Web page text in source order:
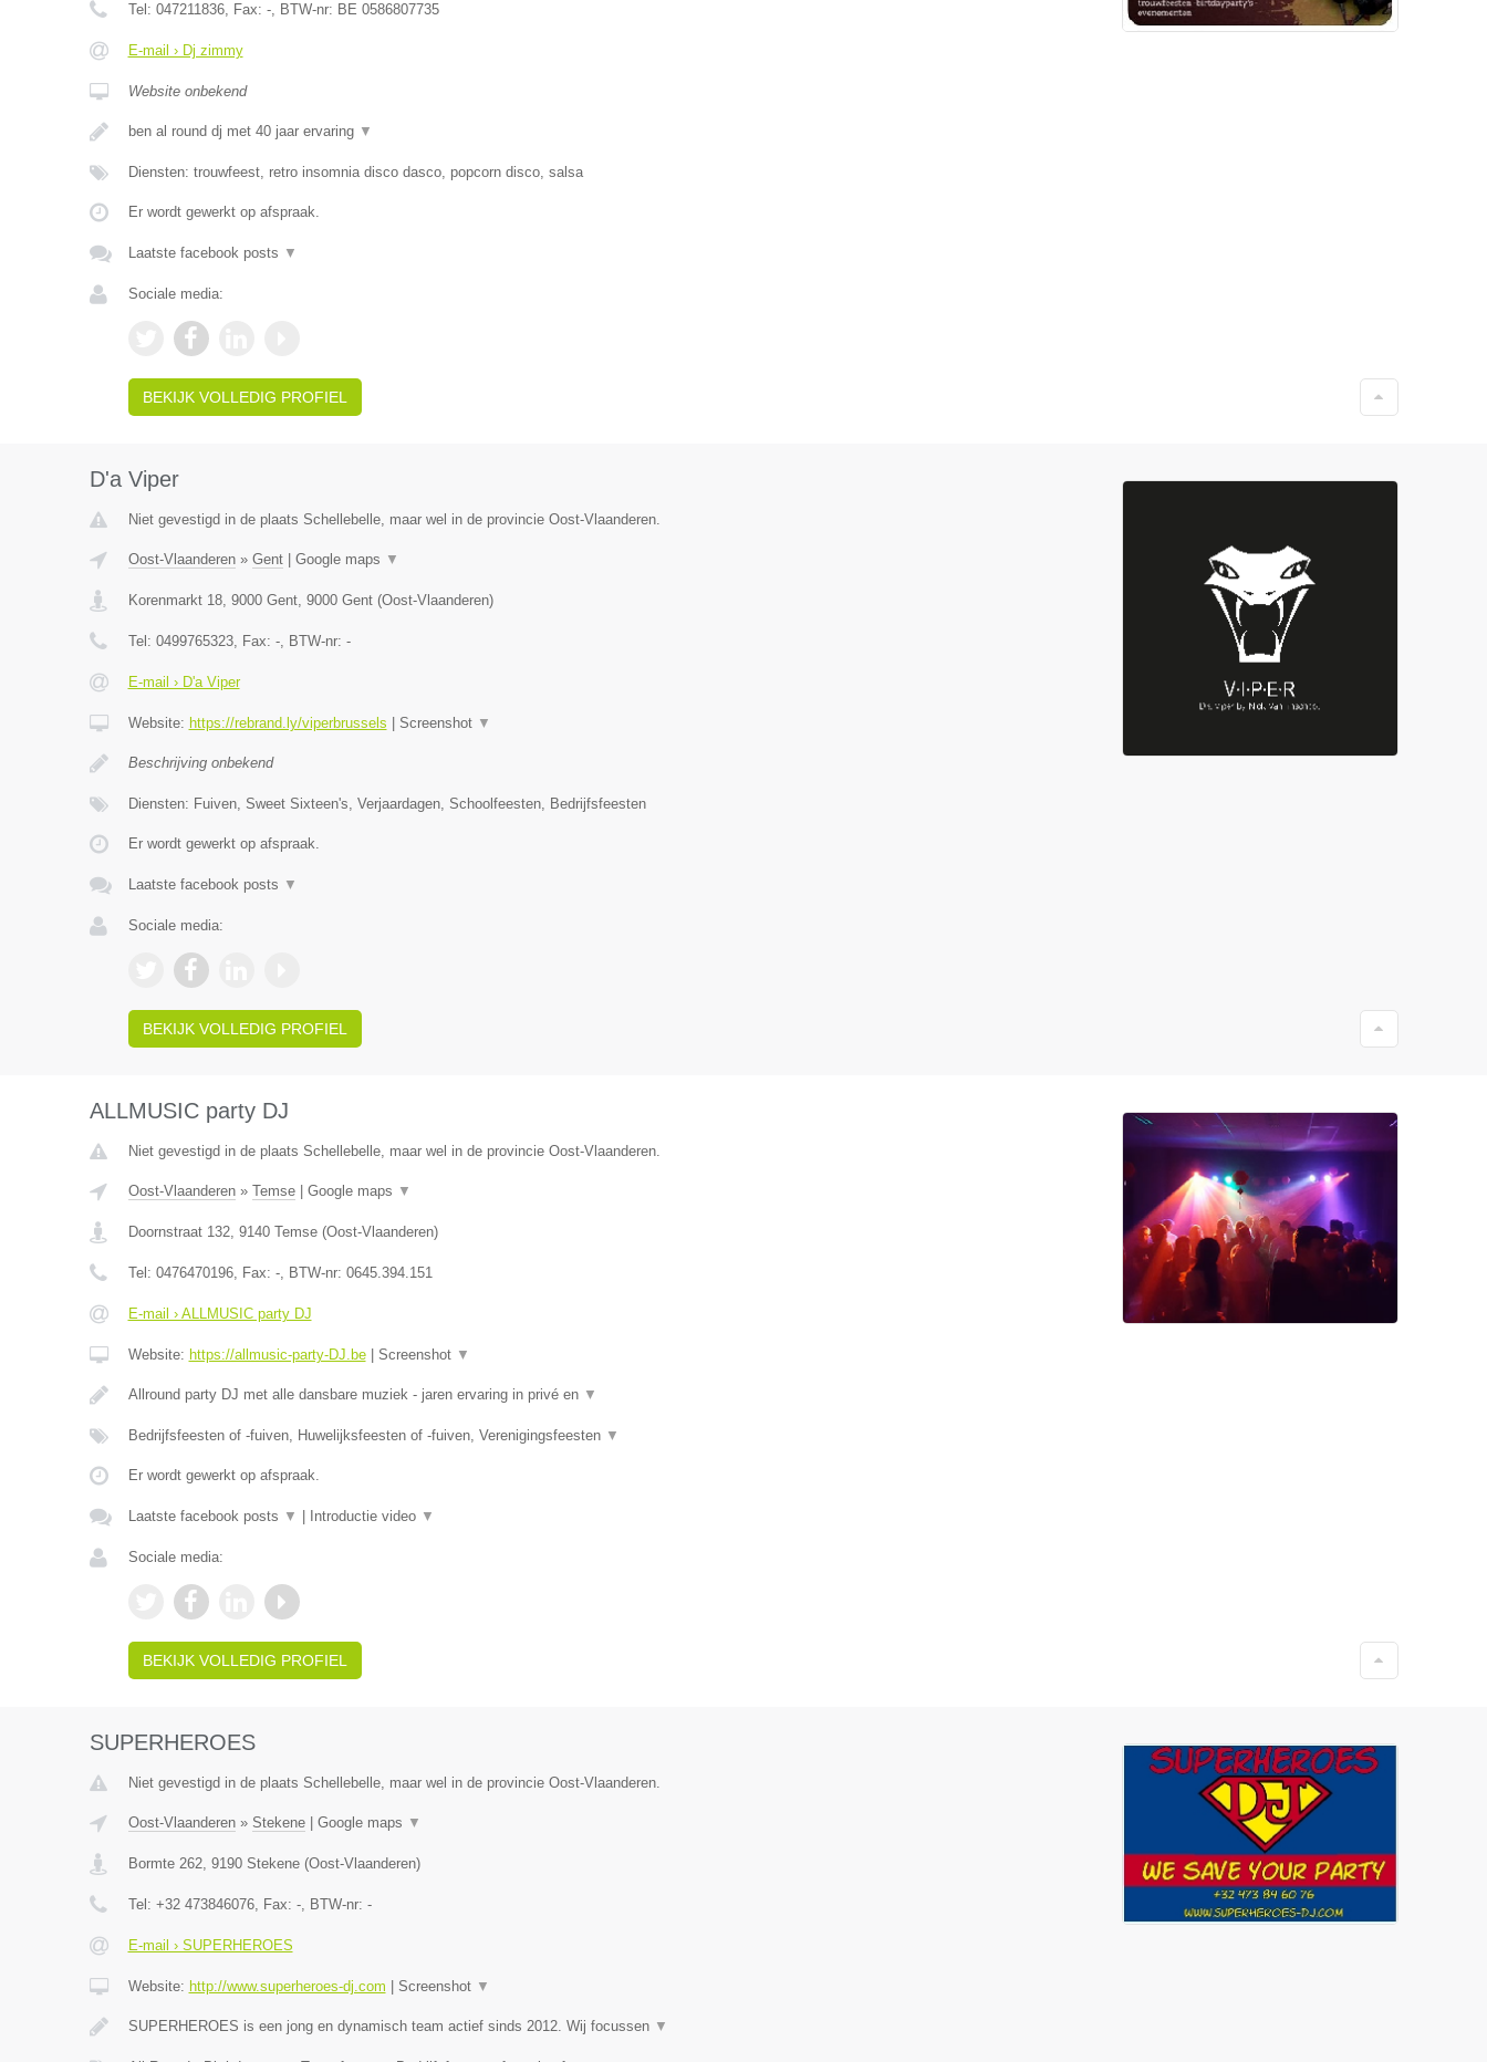
Tel: 047211836, Fax: -, BTW-nr: BE 0586807735
E-mail › Dj zimmy
Website onbekend
ben al round dj met 40 jaar ervaring ▼
Diensten: trouwfeest, retro insomnia disco dasco, popcorn disco, salsa
Er wordt gewerkt op afspraak.
Laatste facebook posts ▼
Sociale media:
BEKIJK VOLLEDIG PROFIEL
D'a Viper
Niet gevestigd in de plaats Schellebelle, maar wel in de provincie Oost-Vlaanderen.
Oost-Vlaanderen» Gent| Google maps ▼
Korenmarkt 18, 9000 Gent, 9000 Gent(Oost-Vlaanderen)
Tel: 0499765323, Fax: -, BTW-nr: -
E-mail › D'a Viper
Website: https://rebrand.ly/viperbrussels Screenshot ▼
Beschrijving onbekend
Diensten: Fuiven, Sweet Sixteen's, Verjaardagen, Schoolfeesten, Bedrijfsfeesten
Er wordt gewerkt op afspraak.
Laatste facebook posts ▼
Sociale media:
BEKIJK VOLLEDIG PROFIEL
ALLMUSIC party DJ
Niet gevestigd in de plaats Schellebelle, maar wel in de provincie Oost-Vlaanderen.
Oost-Vlaanderen» Temse| Google maps ▼
Doornstraat 132, 9140 Temse(Oost-Vlaanderen)
Tel: 0476470196, Fax: -, BTW-nr: 0645.394.151
E-mail › ALLMUSIC party DJ
Website: https://allmusic-party-DJ.be| Screenshot ▼
Allround party DJ met alle dansbare muziek - jaren ervaring in privé en ▼
Bedrijfsfeesten of -fuiven, Huwelijksfeesten of -fuiven, Verenigingsfeesten ▼
Er wordt gewerkt op afspraak.
Laatste facebook posts ▼ Introductie video ▼
Sociale media:
BEKIJK VOLLEDIG PROFIEL
SUPERHEROES
Niet gevestigd in de plaats Schellebelle, maar wel in de provincie Oost-Vlaanderen.
Oost-Vlaanderen» Stekene| Google maps ▼
Bormte 262, 9190 Stekene(Oost-Vlaanderen)
Tel: +32 473846076, Fax: -, BTW-nr: -
E-mail › SUPERHEROES
Website: http://www.superheroes-dj.com Screenshot ▼
SUPERHEROES is een jong en dynamisch team actief sinds 2012. Wij focussen ▼